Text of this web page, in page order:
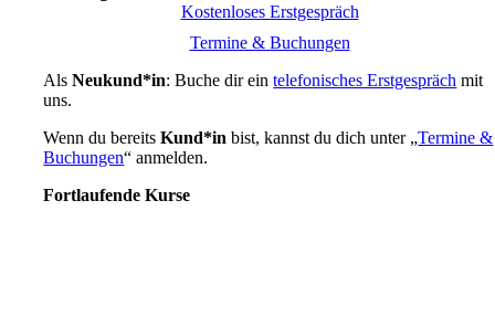
Kostenloses Erstgespräch
Termine & Buchungen
AlsNeukund*in: Buche dir eintelefonisches Erstgespräch mit
uns.
Wenn du bereitsKund*in bist, kannst du dich unter „Termine &
Buchungen“ anmelden.
Fortlaufende Kurse